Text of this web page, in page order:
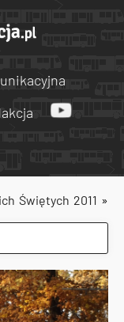
Świętych 2011 »